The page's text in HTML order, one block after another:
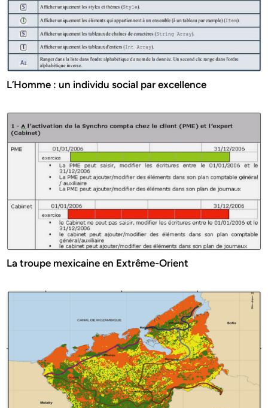
L’Homme : un individu social par excellence
La troupe mexicaine en Extrême-Orient